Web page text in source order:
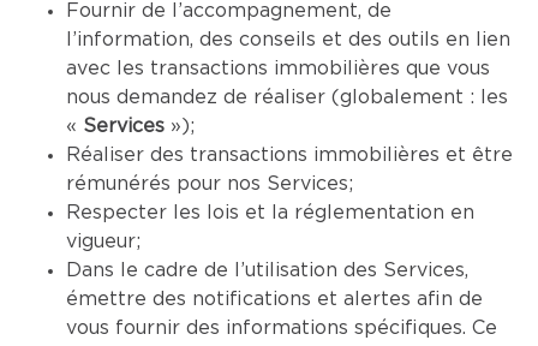
Fournir de l’accompagnement, de
l’information, des conseils et des outils en lien
avec les transactions immobilières que vous
nous demandez de réaliser (globalement : les
« Services »);
Réaliser des transactions immobilières et être
rémunérés pour nos Services;
Respecter les lois et la réglementation en
vigueur;
Dans le cadre de l’utilisation des Services,
émettre des notifications et alertes afin de
vous fournir des informations spécifiques. Ce